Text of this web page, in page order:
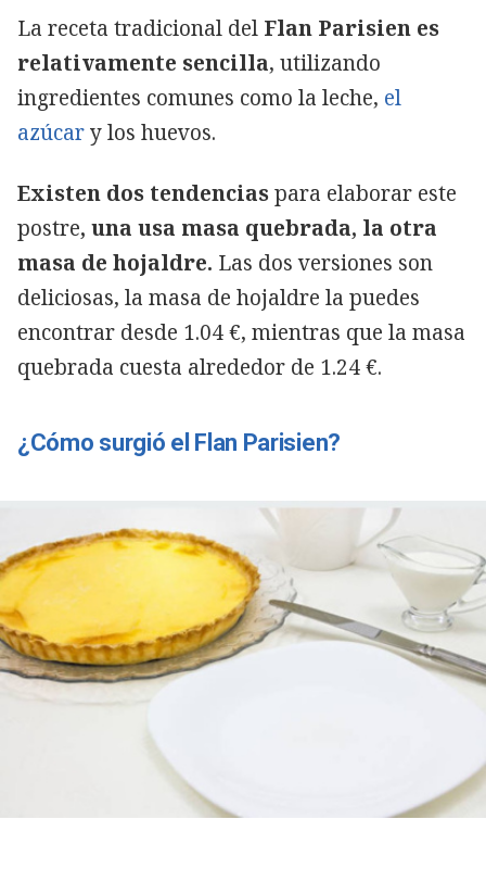
Copiar
La receta tradicional del Flan Parisien es
relativamente sencilla, utilizando
ingredientes comunes como la leche, el
azúcary los huevos.
Existen dos tendenciaspara elaborar este
postre, una usa masa quebrada, la otra
masa de hojaldre. Las dos versiones son
deliciosas, la masa de hojaldre la puedes
encontrar desde 1.04 €, mientras que la masa
quebrada cuesta alrededor de 1.24 €.
¿Cómo surgió el Flan Parisien?